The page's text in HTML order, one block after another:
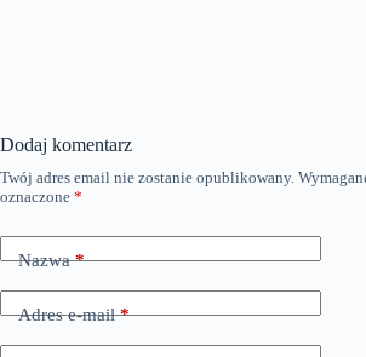
Dodaj komentarz
Twój adres email nie zostanie opublikowany.
oznaczone *
Nazwa*
Adres e-mail*